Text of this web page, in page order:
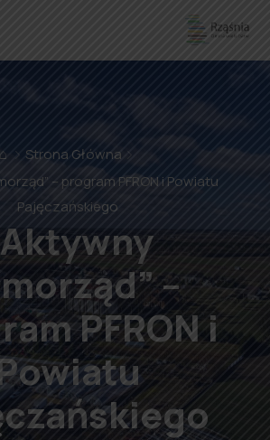
⌂
Strona Główna
– program PFRON i Powiatu
Pajęczańskiego
–
PFRON i